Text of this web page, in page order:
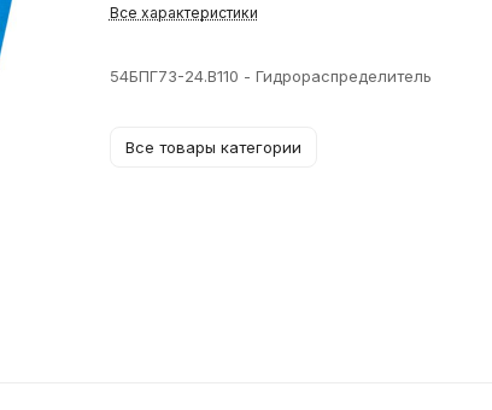
Все характеристики
54БПГ73-24.В110 - Гидрораспределитель
Все товары категории